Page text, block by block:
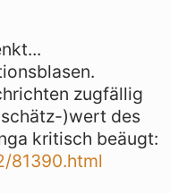
zugfällig
)wert des
kritisch beäugt:
81390.html